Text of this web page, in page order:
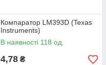
Компаратор LM393D (Texas
Instruments)
В наявності 118 од.
4,78 ₴